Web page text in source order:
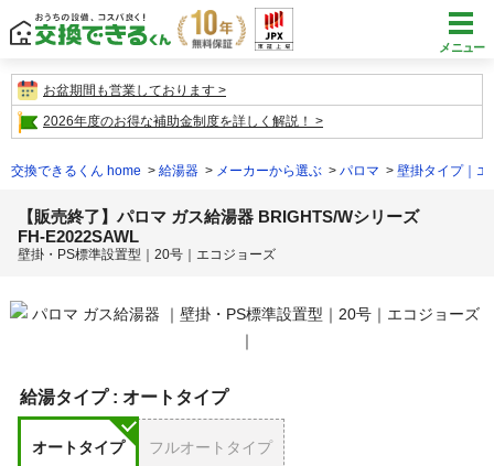
メニュー
お盆期間も営業しております
2026年度のお得な補助金制度を詳しく解説！
交換できるくん home 給湯器 メーカーから選ぶ パロマ 壁掛タイプ｜エ
【販売終了】パロマ ガス給湯器 BRIGHTS/Wシリーズ
FH-E2022SAWL
壁掛・PS標準設置型｜20号｜エコジョーズ
給湯タイプ : オートタイプ
オートタイプ フルオートタイプ